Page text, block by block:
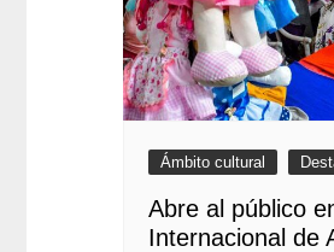
Ámbito cultural
Abre al público
Internacional de